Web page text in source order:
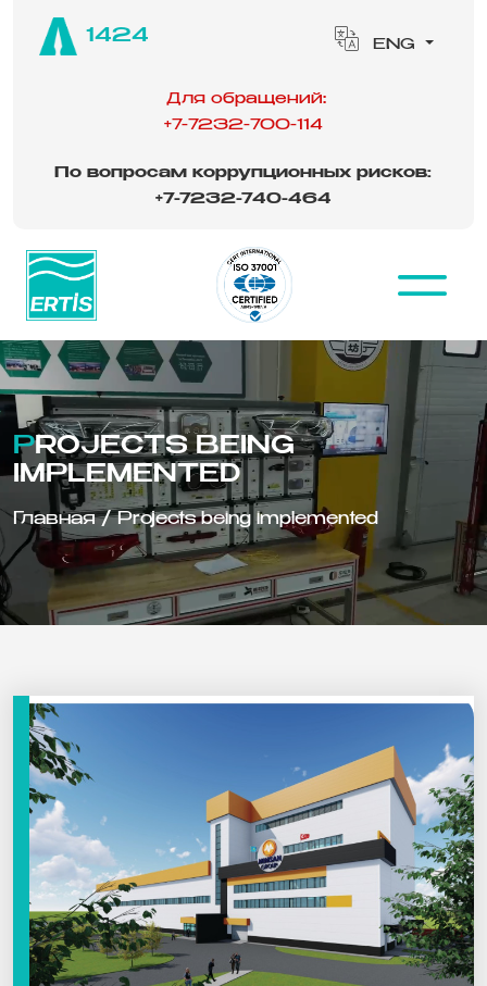
1424 ENG
Для обращений:
+7-7232-700-114
По вопросам коррупционных рисков:
+7-7232-740-464
PROJECTS BEING
IMPLEMENTED
Главная/Projects being implemented